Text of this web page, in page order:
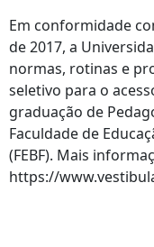
Em conformidade
de 2017, a
normas, rotinas e
seletivo para o
graduação de
Faculdade de
(FEBF). Mais
https://